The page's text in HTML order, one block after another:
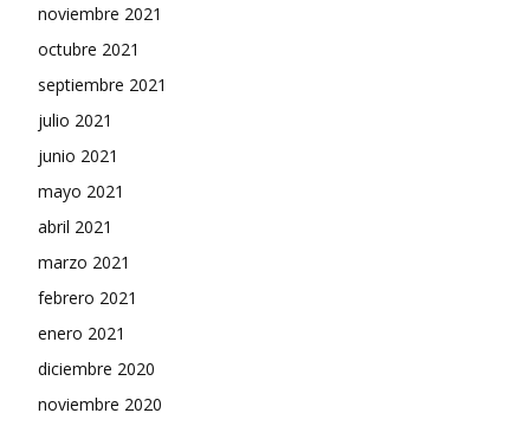
noviembre 2021
octubre 2021
septiembre 2021
julio 2021
junio 2021
mayo 2021
abril 2021
marzo 2021
febrero 2021
enero 2021
diciembre 2020
noviembre 2020